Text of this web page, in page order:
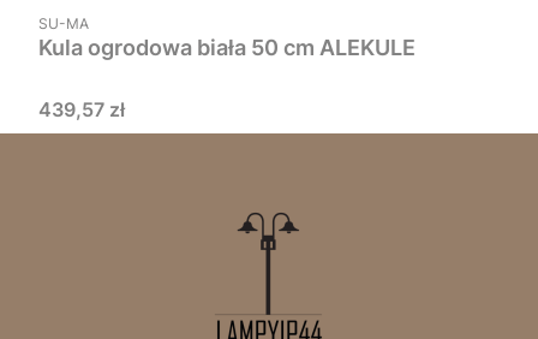
PRODUCENT
SU-MA
Kula ogrodowa biała 50 cm ALEKULE
Cena
439,57 zł